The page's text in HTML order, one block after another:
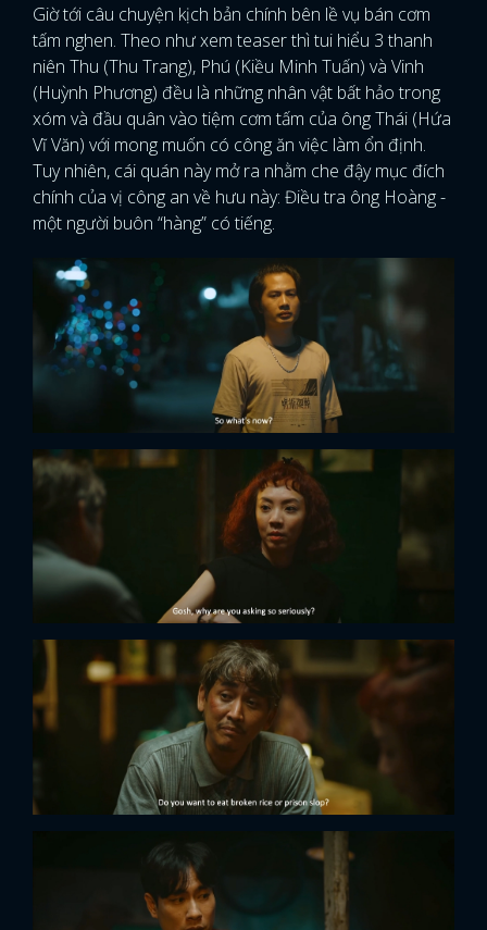
Giờ tới câu chuyện kịch bản chính bên lề vụ bán cơm
tấm nghen. Theo như xem teaser thì tui hiểu 3 thanh
niên Thu (Thu Trang), Phú (Kiều Minh Tuấn) và Vinh
(Huỳnh Phương) đều là những nhân vật bất hảo trong
xóm và đầu quân vào tiệm cơm tấm của ông Thái (Hứa
Vĩ Văn) với mong muốn có công ăn việc làm ổn định.
Tuy nhiên, cái quán này mở ra nhằm che đậy mục đích
chính của vị công an về hưu này: Điều tra ông Hoàng -
một người buôn “hàng” có tiếng.